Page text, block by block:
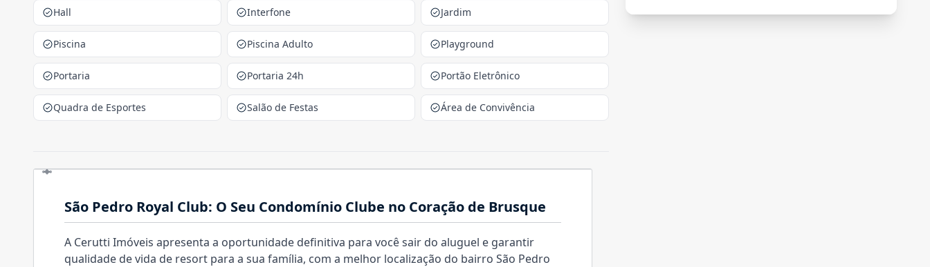
Hall Interfone Jardim
Piscina Piscina Adulto Playground
Portaria Portaria 24h Portão Eletrônico
Quadra de Esportes Salão de Festas Área de Convivência
São Pedro Royal Club: O Seu Condomínio Clube no Coração de Brusque
A Cerutti Imóveis apresenta a oportunidade definitiva para você sair do aluguel e garantir
qualidade de vida de resort para a sua família, com a melhor localização do bairro São Pedro